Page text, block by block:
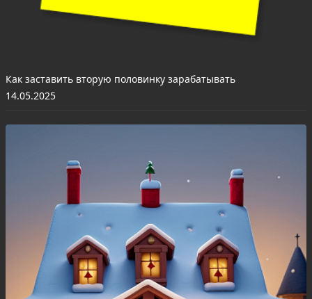
Как заставить вторую половинку зарабатывать
14.05.2025